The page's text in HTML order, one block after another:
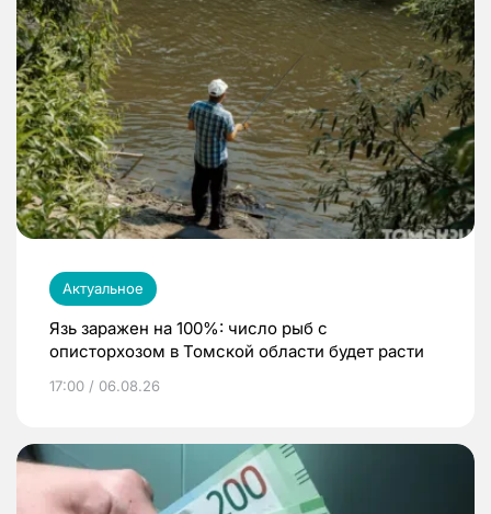
Актуальное
Язь заражен на 100%: число рыб с
описторхозом в Томской области будет расти
17:00 / 06.08.26